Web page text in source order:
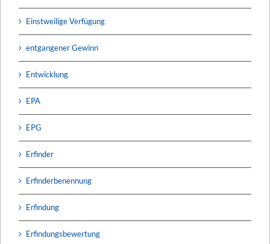
Einstweilige Verfügung
entgangener Gewinn
Entwicklung
EPA
EPG
Erfinder
Erfinderbenennung
Erfindung
Erfindungsbewertung